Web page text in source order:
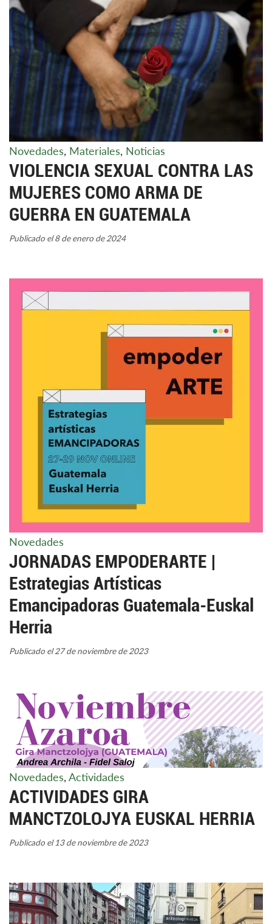
Novedades, Materiales, Noticias
VIOLENCIA SEXUAL CONTRA LAS
MUJERES COMO ARMA DE
GUERRA EN GUATEMALA
Publicado el 8 de enero de 2024
Novedades
JORNADAS EMPODERARTE |
Estrategias Artísticas
Emancipadoras Guatemala-Euskal
Herria
Publicado el 27 de noviembre de 2023
Novedades, Actividades
ACTIVIDADES GIRA
MANCTZOLOJYA EUSKAL HERRIA
Publicado el 13 de noviembre de 2023